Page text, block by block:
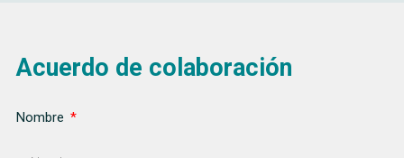
Acuerdo de colaboración
Nombre